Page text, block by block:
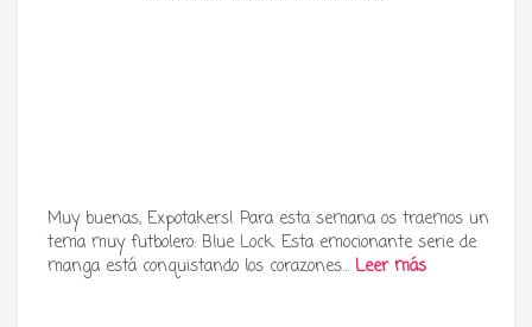
Muy buenas, Expotakers! Para esta semana os traemos un
tema muy futbolero: Blue Lock. Esta emocionante serie de
manga está conquistando los corazones… Leer más